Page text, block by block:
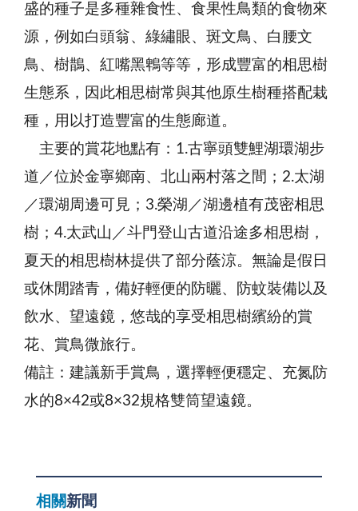
盛的種子是多種雜食性、食果性鳥類的食物來
源，例如白頭翁、綠繡眼、斑文鳥、白腰文
鳥、樹鵲、紅嘴黑鵯等等，形成豐富的相思樹
生態系，因此相思樹常與其他原生樹種搭配栽
種，用以打造豐富的生態廊道。
主要的賞花地點有：1.古寧頭雙鯉湖環湖步
道／位於金寧鄉南、北山兩村落之間；2.太湖
／環湖周邊可見；3.榮湖／湖邊植有茂密相思
樹；4.太武山／斗門登山古道沿途多相思樹，
夏天的相思樹林提供了部分蔭涼。無論是假日
或休閒踏青，備好輕便的防曬、防蚊裝備以及
飲水、望遠鏡，悠哉的享受相思樹繽紛的賞
花、賞鳥微旅行。
備註：建議新手賞鳥，選擇輕便穩定、充氮防
水的8×42或8×32規格雙筒望遠鏡。
相關新聞